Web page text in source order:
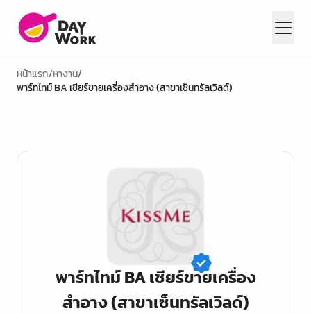
หน้าแรก/หางาน/
พาร์ทไทม์ BA เชียร์ขายเครื่องสำอาง (สาขาเซ็นทรัลเวิลด์)
พาร์ทไทม์ BA เชียร์ขายเครื่อง
สำอาง (สาขาเซ็นทรัลเวิลด์)